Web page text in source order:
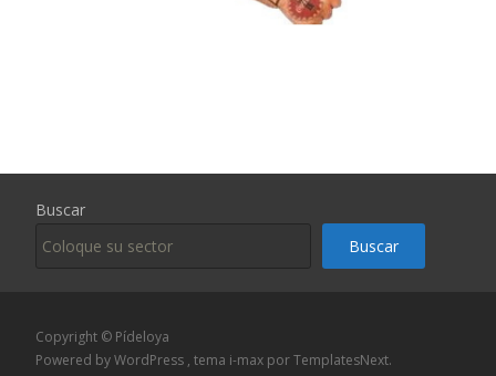
Buscar
Buscar
Copyright © Pídeloya
Powered by WordPress , tema i-max por TemplatesNext.